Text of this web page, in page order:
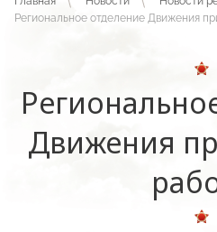
Региональное отделение Движения
Движения